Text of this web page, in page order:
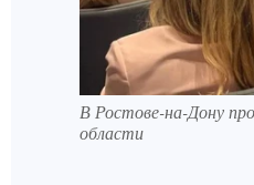
В Ростове-на-Дону
области